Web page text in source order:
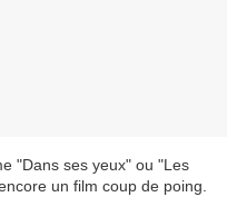
"Dans ses yeux" ou "Les
un film coup de poing.